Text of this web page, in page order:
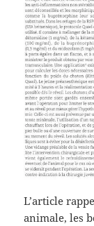
L’article
animale, les